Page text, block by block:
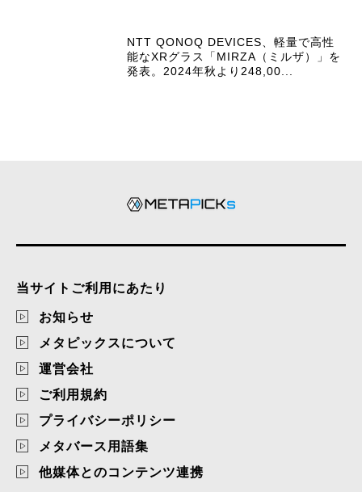
NTT QONOQ DEVICES、軽量で高性
能なXRグラス「MIRZA（ミルザ）」を
発表。2024年秋より248,00...
当サイトご利用にあたり
お知らせ
メタピックスについて
運営会社
ご利用規約
プライバシーポリシー
メタバース用語集
他媒体とのコンテンツ連携